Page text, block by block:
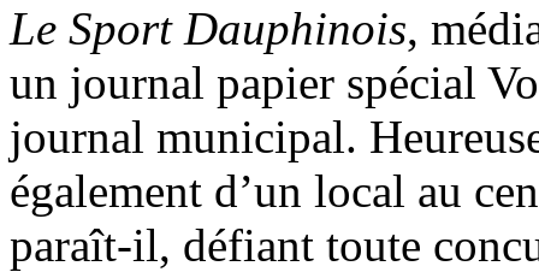
Le Sport Dauphinois,
un journal papier spécial
journal municipal.
également d’un local au
paraît-il, défiant toute